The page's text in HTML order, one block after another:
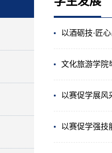
以酒砺技·匠
文化旅游学院
以赛促学展
以赛促学强